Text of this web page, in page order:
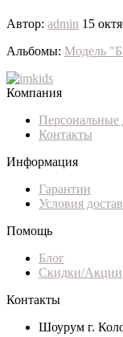
Автор: admin 15
Альбомы: Модель
Компания
Персональные
Контакты
Информация
Гарантии
Условия
Помощь
Блог
Скидки/Акции
Контакты
Шоурум г.